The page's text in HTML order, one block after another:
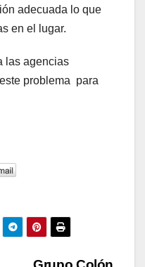
adecuada lo que
en el lugar.
las agencias
problema para